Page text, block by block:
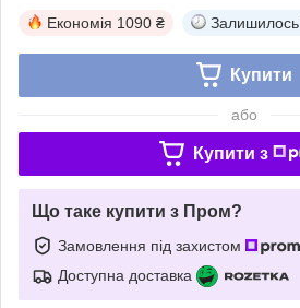
Економія 1090 ₴ Залишилось
Купити
або
Купити з
Що таке купити з Пром?
Замовлення під захистом
Доступна доставка